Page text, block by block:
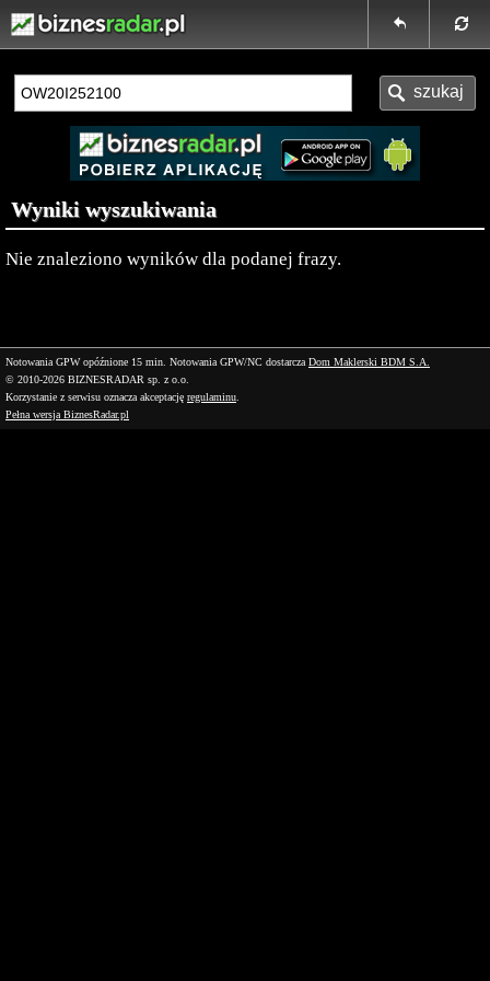
Wyniki wyszukiwania
Nie znaleziono wyników dla podanej frazy.
Notowania GPW opóźnione 15 min. Notowania GPW/NC dostarcza Dom Maklerski BDM S.A.
© 2010-2026 BIZNESRADAR sp. z o.o.
Korzystanie z serwisu oznacza akceptację regulaminu
Pełna wersja BiznesRadar.pl